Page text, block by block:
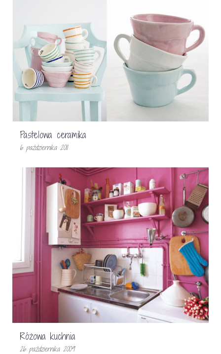
Pastelowa ceramika
6 października 2011
Różowa kuchnia
26 października 2009